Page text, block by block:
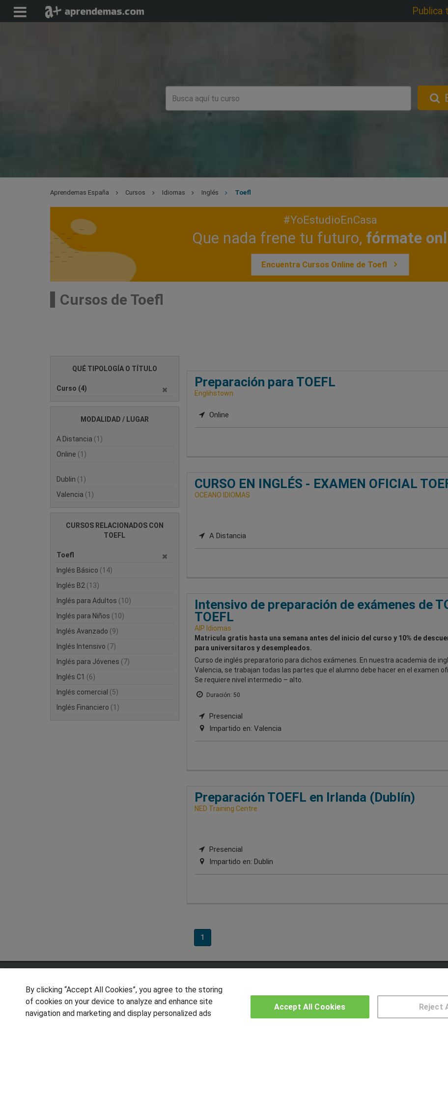
Publica
Aprendemas España Cursos Idiomas Inglés Toefl
#YoEstudioEnCasa
Que nada frene tu futuro, fórmate
Encuentra Cursos Online de Toefl
Cursos de Toefl
QUÉ TIPOLOGÍA O TÍTULO
Curso (4)
MODALIDAD / LUGAR
A Distancia (1)
Online (1)
Dublin (1)
Valencia (1)
CURSOS RELACIONADOS CON
TOEFL
Toefl
Inglés Básico (14)
Inglés B2 (13)
Inglés para Adultos (10)
Inglés para Niños (10)
Inglés Avanzado (9)
Inglés Intensivo (7)
Inglés para Jóvenes (7)
Inglés C1 (6)
Inglés comercial (5)
Inglés Financiero (1)
Preparación para TOEFL
Englihstown
Online
CURSO EN INGLÉS - EXAMEN OFICIAL
OCEANO IDIOMAS
A Distancia
Intensivo de preparación de exámenes de
TOEFL
AIP Idiomas
Matricula gratis hasta una semana antes del inicio del curso y 10% de
para universitaros y desempleados.
Curso de inglés preparatorio para dichos exámenes. En nuestra academia de
Valencia, se trabajan todas las partes que el alumno debe hacer en el examen
Se requiere nivel intermedio – alto.
Duración: 50
Presencial
Impartido en: Valencia
Preparación TOEFL en Irlanda (Dublín)
NED Training Centre
Presencial
Impartido en: Dublin
1
SÍGUENOS EN LAS REDES
Muro de los idiomas
By clicking “Accept All Cookies”, you agree to the storing
of cookies on your device to analyze and enhance site
navigation and marketing and display personalized ads
Reject
Accept All Cookies